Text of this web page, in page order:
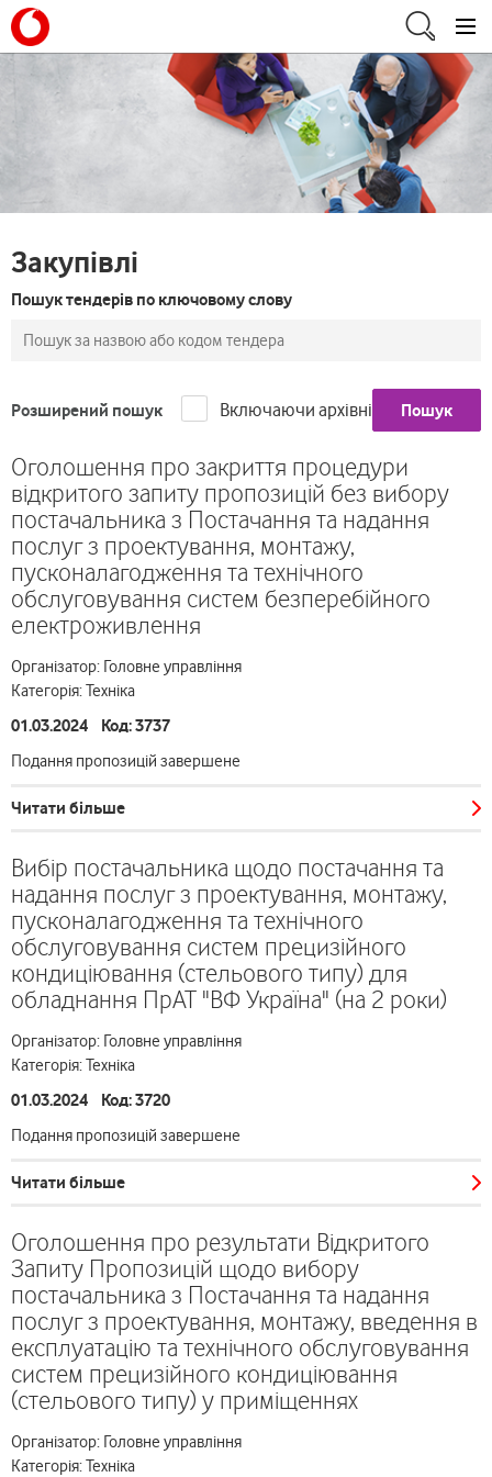
Закупівлі
Пошук тендерів по ключовому слову
Включаючи архівні Пошук
Розширений пошук
Оголошення про закриття процедури
відкритого запиту пропозицій без вибору
постачальника з Постачання та надання
послуг з проектування, монтажу,
пусконалагодження та технічного
обслуговування систем безперебійного
електроживлення
Організатор: Головне управління
Категорія: Техніка
01.03.2024 Код: 3737
Подання пропозицій завершене
Читати більше
Вибір постачальника щодо постачання та
надання послуг з проектування, монтажу,
пусконалагодження та технічного
обслуговування систем прецизійного
кондиціювання (стельового типу) для
обладнання ПрАТ "ВФ Україна" (на 2 роки)
Організатор: Головне управління
Категорія: Техніка
01.03.2024 Код: 3720
Подання пропозицій завершене
Читати більше
Оголошення про результати Відкритого
Запиту Пропозицій щодо вибору
постачальника з Постачання та надання
послуг з проектування, монтажу, введення в
експлуатацію та технічного обслуговування
систем прецизійного кондиціювання
(стельового типу) у приміщеннях
Організатор: Головне управління
Категорія: Техніка